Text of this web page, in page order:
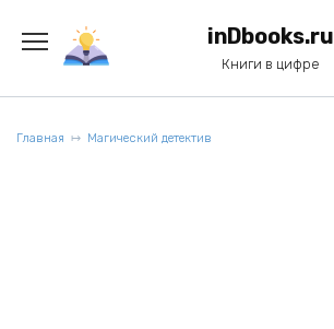
содержанию
inDbooks.ru
Книги в цифре
Главная Магический детектив